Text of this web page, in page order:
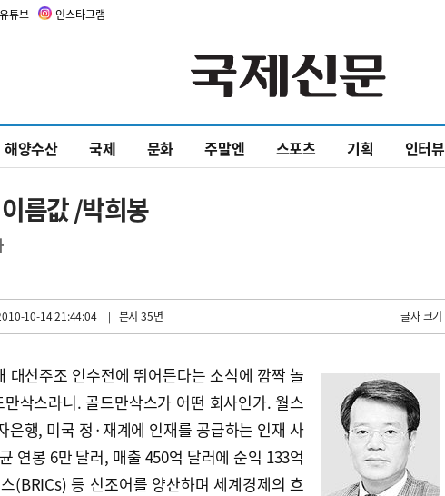
유튜브 인스타그램
해양수산 국제 문화 주말엔 스포츠 기획 인터뷰
름값 /박희봉
10-14 21:44:04 | 본지 35면 글자 크기
대선주조 인수전에 뛰어든다는 소식에 깜짝 놀
삭스라니. 골드만삭스가 어떤 회사인가. 월스
은행, 미국 정·재계에 인재를 공급하는 인재 사
연봉 6만 달러, 매출 450억 달러에 순익 133억
(BRICs) 등 신조어를 양산하며 세계경제의 흐